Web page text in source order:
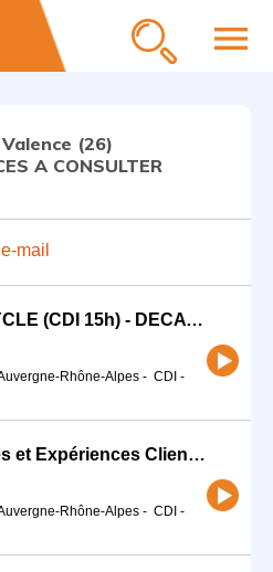
menu
(26)
A CONSULTER
mail
Vendeur-se Rayon CYCLE (CDI 15h) - DECATHLON Valence
Rhône-Alpes - CDI -
Conseiller-ère Services et Expériences Client (H/F)
Rhône-Alpes - CDI -